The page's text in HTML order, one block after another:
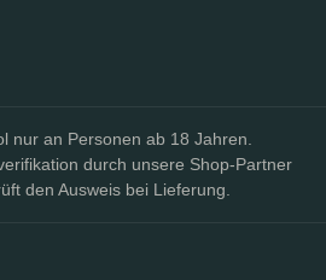
nur an Personen ab 18 Jahren.
durch unsere Shop-Partner
den Ausweis bei Lieferung.